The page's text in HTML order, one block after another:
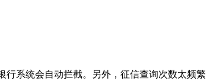
系统会自动拦截。另外，征信查询次数太频繁